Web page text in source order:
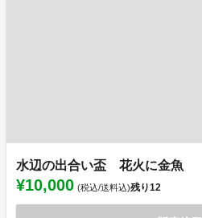
水辺の出合い盃 花火に金魚
¥10,000 (税込/送料込)残り12